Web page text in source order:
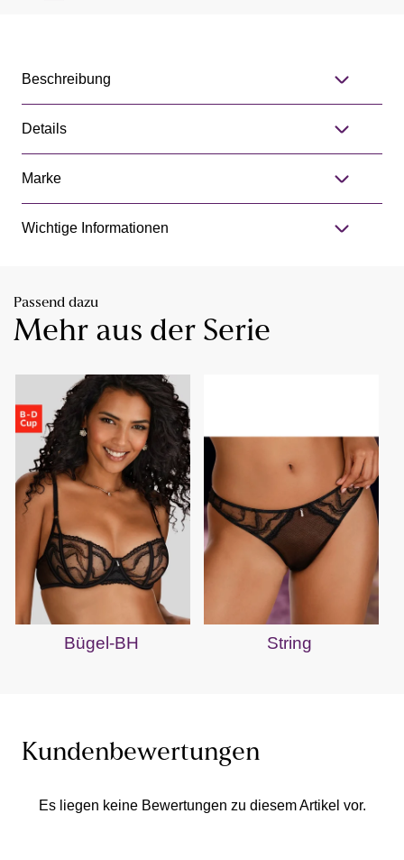
Beschreibung
Details
Marke
Wichtige Informationen
Passend dazu
Mehr aus der Serie
Bügel-BH String
Kundenbewertungen
Es liegen keine Bewertungen zu diesem Artikel vor.